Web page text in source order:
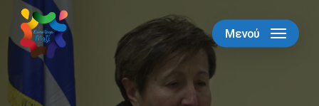
main
content
Μενού
Close